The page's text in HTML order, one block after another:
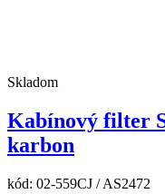
Skladom
Kabínový filter
karbon
kód: 02-559CJ / AS2472